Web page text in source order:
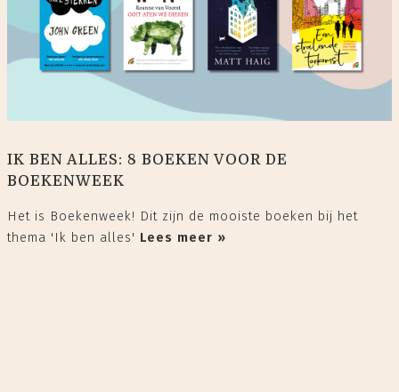
IK BEN ALLES: 8 BOEKEN VOOR DE
BOEKENWEEK
Het is Boekenweek! Dit zijn de mooiste boeken bij het
thema 'Ik ben alles' Lees meer »